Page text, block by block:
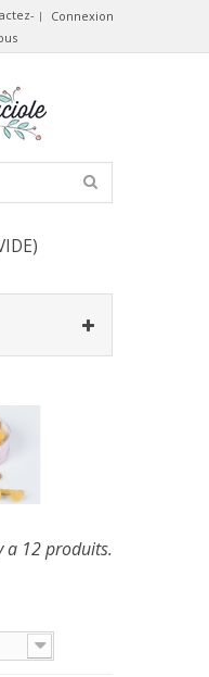
Connexion
a 12 produits.